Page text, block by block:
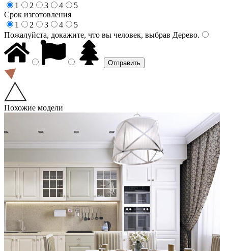
1
2 3 4
5
Срок изготовления
1
2 3 4
5
Пожалуйста, докажите, что вы человек, выбрав Дерево.
Похожие модели